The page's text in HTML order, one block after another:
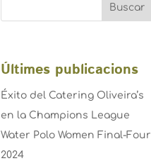
Últimes publicacions
Éxito del Catering Oliveira’s
en la Champions League
Water Polo Women Final-Four
2024